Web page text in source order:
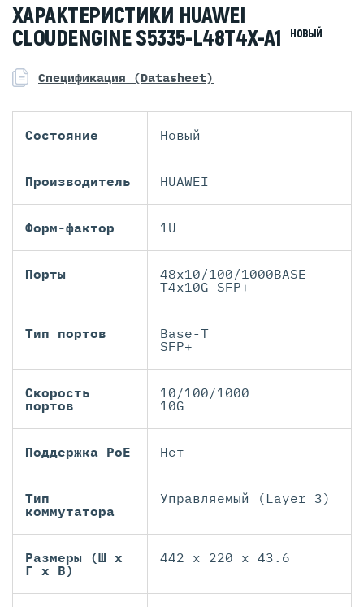
ХАРАКТЕРИСТИКИ HUAWEI
CLOUDENGINE S5335-L48T4X-A1
НОВЫЙ
Спецификация (Datasheet)
Состояние Новый
Производитель HUAWEI
Форм-фактор 1U
Порты
48x10/100/1000BASE-
T4x10G SFP+
Тип портов
Base-T
SFP+
Скорость
портов
10/100/1000
10G
Поддержка PoE Нет
Тип
коммутатора
Управляемый (Layer 3)
Размеры (Ш х
Г х В)
442 x 220 x 43.6